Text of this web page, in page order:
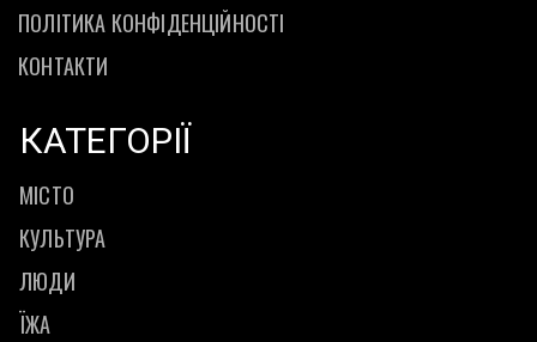
ПОЛІТИКА КОНФІДЕНЦІЙНОСТІ
КОНТАКТИ
КАТЕГОРІЇ
МІСТО
КУЛЬТУРА
ЛЮДИ
ЇЖА